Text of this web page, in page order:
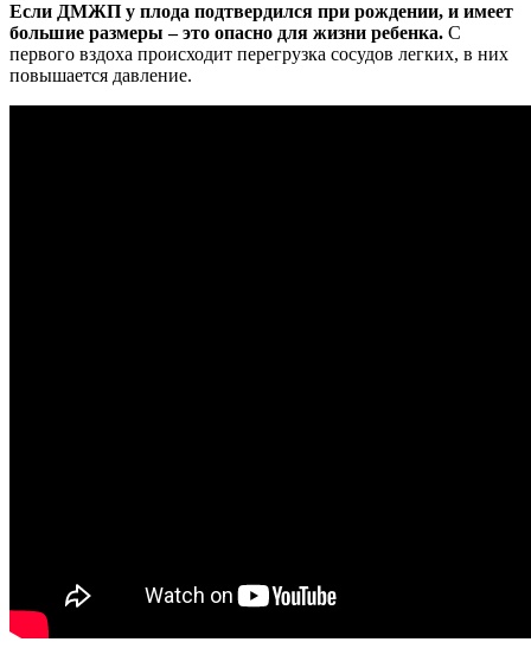
Если ДМЖП у плода подтвердился при рождении, и имеет
большие размеры – это опасно для жизни ребенка. С
первого вздоха происходит перегрузка сосудов легких, в них
повышается давление.